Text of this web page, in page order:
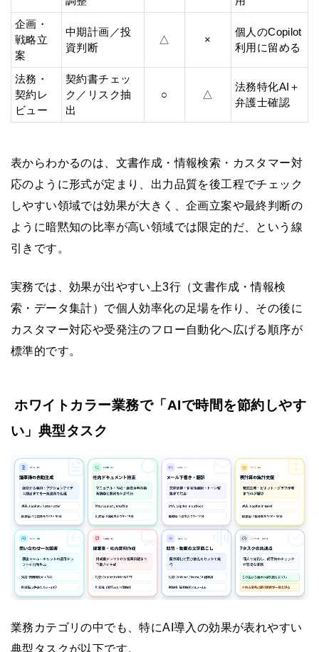
企画・
戦略立
案
中期計画／投
資判断
△ ×
個人のCopilot
利用に留める
法務・
契約レ
ビュー
契約書チェッ
ク／リスク抽
出
○ △
法務特化AI＋
弁護士確認
表からわかるのは、文書作成・情報検索・カスタマー対
応のように形式が定まり、出力品質を後工程でチェック
しやすい領域では効果が大きく、企画立案や最終判断の
ように暗黙知の比率が高い領域では限定的だ、という線
引きです。
実務では、効果が出やすい上3行（文書作成・情報検
索・データ集計）で個人効率化の足場を作り、その後に
カスタマー対応や受発注のフロー自動化へ広げる順序が
標準的です。
ホワイトカラー業務で「AIで時間を節約しやす
い」典型タスク
業務カテゴリの中でも、特にAI導入の効果が表れやすい
典型タスクが以下です。